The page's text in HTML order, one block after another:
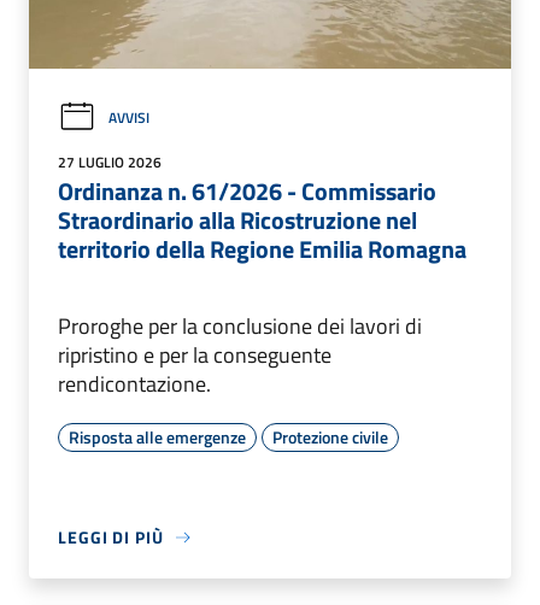
AVVISI
27 LUGLIO 2026
Ordinanza n. 61/2026 - Commissario
Straordinario alla Ricostruzione nel
territorio della Regione Emilia Romagna
Proroghe per la conclusione dei lavori di
ripristino e per la conseguente
rendicontazione.
Risposta alle emergenze Protezione civile
LEGGI DI PIÙ